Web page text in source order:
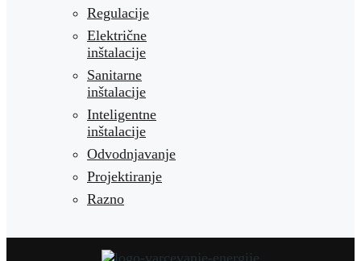
Regulacije
Električne
inštalacije
Sanitarne
inštalacije
Inteligentne
inštalacije
Odvodnjavanje
Projektiranje
Razno